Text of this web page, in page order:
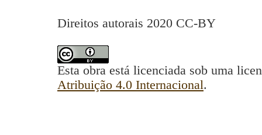
Direitos autorais 2020 CC-BY
Esta obra está licenciada sob uma
Atribuição 4.0 Internacional.